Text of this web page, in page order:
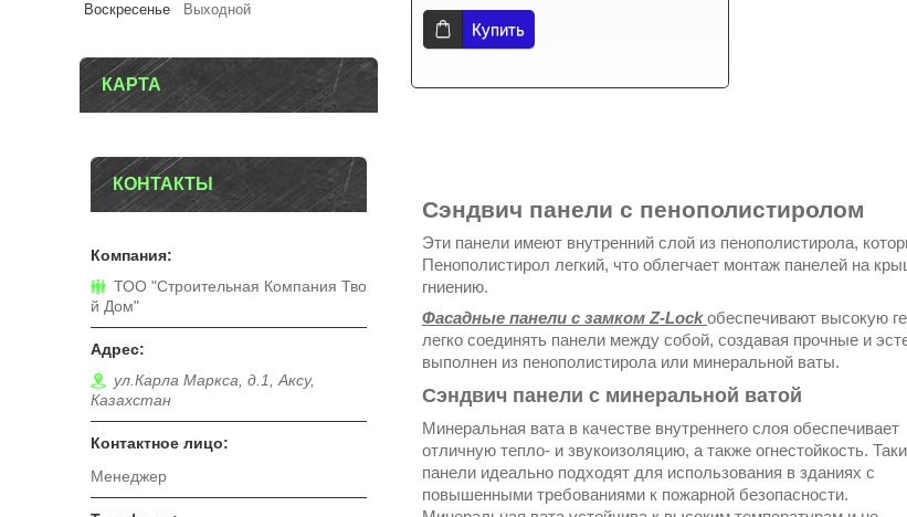
Купить
Сэндвич панели с пенополистиролом
Эти панели имеют внутренний слой из пенополистирола,
Пенополистирол легкий, что облегчает монтаж панелей на
гниению.
Фасадные панели с замком Z-Lockобеспечивают высокую
легко соединять панели между собой, создавая прочные и
выполнен из пенополистирола или минеральной ваты.
Сэндвич панели с минеральной ватой
Минеральная вата в качестве внутреннего слоя обеспечивает
отличную тепло- и звукоизоляцию, а также огнестойкость.
панели идеально подходят для использования в зданиях с
повышенными требованиями к пожарной безопасности.
Воскресенье
Выходной
КАРТА
КОНТАКТЫ
ТОО "Строительная Компания Тво
й Дом"
ул.Карла Маркса, д.1, Аксу,
Казахстан
Менеджер